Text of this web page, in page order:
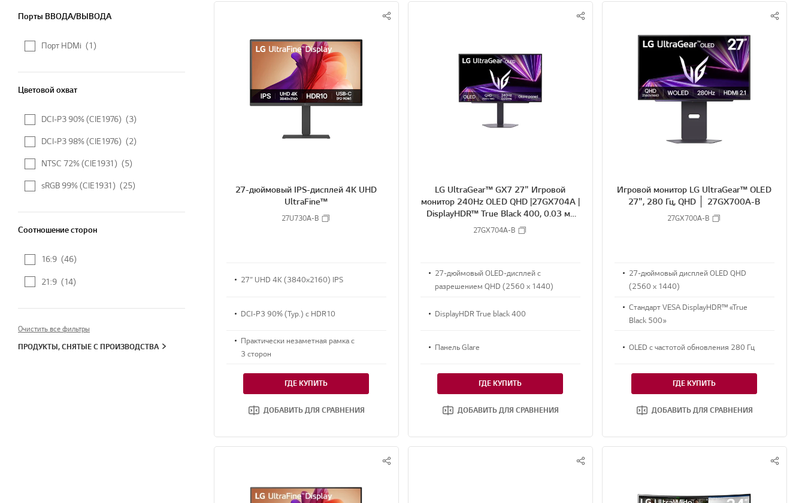
Порты ВВОДА/ВЫВОДА
Порты ВВОДА/ВЫВОДА
Порт HDMi (1)
Цветовой охват
Цветовой охват
DCI-P3 90% (CIE1976) (3)
DCI-P3 98% (CIE1976) (2)
NTSC 72% (CIE1931) (5)
sRGB 99% (CIE1931) (25)
Соотношение сторон
Соотношение сторон
16:9 (46)
21:9 (14)
Очистить все фильтры
ПРОДУКТЫ, СНЯТЫЕ С ПРОИЗВОДСТВА
S
27-дюймовый IPS-дисплей 4K UHD
UltraFine™
27U730A-B
27” UHD 4K (3840x2160) IPS
DCI-P3 90% (Typ.) с HDR10
Практически незаметная рамка с
3 сторон
ГДЕ КУПИТЬ
ДОБАВИТЬ ДЛЯ СРАВНЕНИЯ
S
LG UltraGear™ GX7 27" Игровой
монитор 240Hz OLED QHD |27GX704A |
DisplayHDR™ True Black 400, 0.03 мс
(GtG), панель Glare
27GX704A-B
27-дюймовый OLED-дисплей с
разрешением QHD (2560 x 1440)
DisplayHDR True black 400
Панель Glare
ГДЕ КУПИТЬ
ДОБАВИТЬ ДЛЯ СРАВНЕНИЯ
S
Игровой монитор LG UltraGear™ OLED
27", 280 Гц, QHD │ 27GX700A-B
27GX700A-B
27-дюймовый дисплей OLED QHD
(2560 x 1440)
Стандарт VESA DisplayHDR™ «True
Black 500»
OLED с частотой обновления 280 Гц
ГДЕ КУПИТЬ
ДОБАВИТЬ ДЛЯ СРАВНЕНИЯ
S
S
S